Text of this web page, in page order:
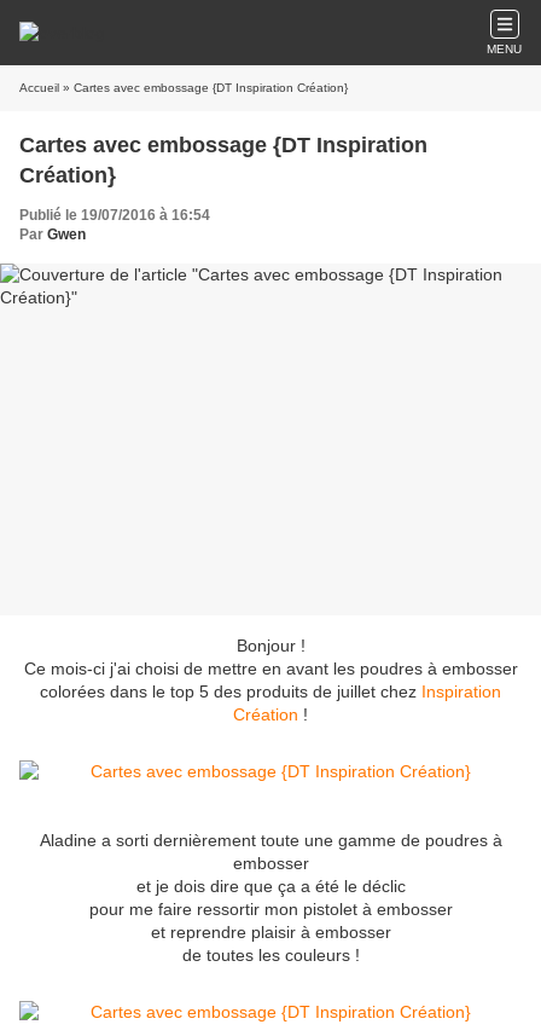
MENU
Accueil » Cartes avec embossage {DT Inspiration Création}
Cartes avec embossage {DT Inspiration
Création}
Publié le 19/07/2016 à 16:54
Par Gwen
Bonjour !
Ce mois-ci j'ai choisi de mettre en avant les poudres à embosser
colorées dans le top 5 des produits de juillet chez Inspiration
Création !
Aladine a sorti dernièrement toute une gamme de poudres à
embosser
et je dois dire que ça a été le déclic
pour me faire ressortir mon pistolet à embosser
et reprendre plaisir à embosser
de toutes les couleurs !